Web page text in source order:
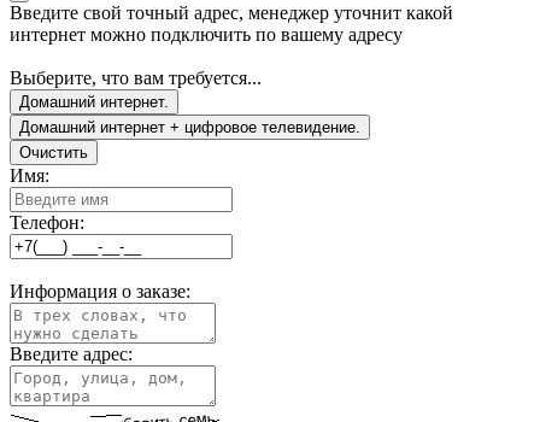
Введите свой точный адрес, менеджер уточнит какой
интернет можно подключить по вашему адресу
Выберите, что вам требуется...
Домашний интернет.
Домашний интернет + цифровое телевидение.
Очистить
Имя:
Телефон:
Информация о заказе:
Введите адрес: